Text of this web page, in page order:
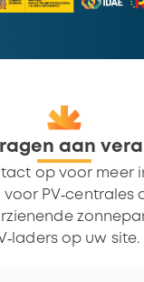
aan
op voor meer
PV‑centrales
op uw site.